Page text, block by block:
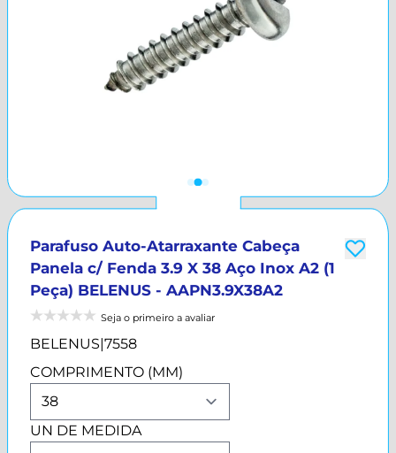
Parafuso Auto-Atarraxante Cabeça
Panela c/ Fenda 3.9 X 38 Aço Inox A2 (1
Peça) BELENUS - AAPN3.9X38A2
Seja o primeiro a avaliar
BELENUS|7558
COMPRIMENTO (MM)
UN DE MEDIDA